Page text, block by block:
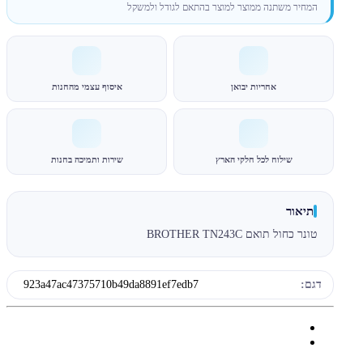
המחיר משתנה ממוצר למוצר בהתאם לגודל ולמשקל
אחריות יבואן איסוף עצמי מהחנות
שילוח לכל חלקי הארץ שירות ותמיכה בחנות
תיאור
טונר כחול תואם BROTHER TN243C
דגם: 923a47ac47375710b49da8891ef7edb7